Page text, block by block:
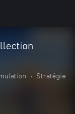
• Stratégie